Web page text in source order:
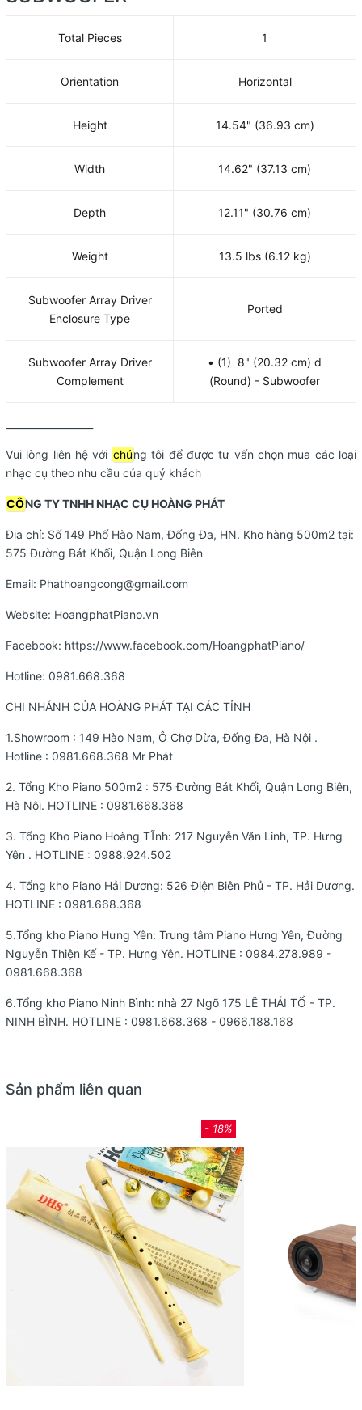
Total Pieces 1
Orientation Horizontal
Height 14.54" (36.93 cm)
Width 14.62" (37.13 cm)
Depth 12.11" (30.76 cm)
Weight 13.5 lbs (6.12 kg)
Subwoofer Array Driver
Enclosure Type
Ported
Subwoofer Array Driver
Complement
• (1) 8" (20.32 cm) d
(Round) - Subwoofer
Vui lòng liên hệ với chúng tôi để được tư vấn chọn mua các loại
nhạc cụ theo nhu cầu của quý khách
CÔNG TY TNHH NHẠC CỤ HOÀNG PHÁT
Địa chỉ: Số 149 Phố Hào Nam, Đống Đa, HN. Kho hàng 500m2 tại:
575 Đường Bát Khối, Quận Long Biên
Email: Phathoangcong@gmail.com
Website: HoangphatPiano.vn
Facebook: https://www.facebook.com/HoangphatPiano/
Hotline: 0981.668.368
CHI NHÁNH CỦA HOÀNG PHÁT TẠI CÁC TỈNH
1.Showroom : 149 Hào Nam, Ô Chợ Dừa, Đống Đa, Hà Nội .
Hotline : 0981.668.368 Mr Phát
2. Tổng Kho Piano 500m2 : 575 Đường Bát Khối, Quận Long Biên,
Hà Nội. HOTLINE : 0981.668.368
3. Tổng Kho Piano Hoàng TĨnh: 217 Nguyễn Văn Linh, TP. Hưng
Yên . HOTLINE : 0988.924.502
4. Tổng kho Piano Hải Dương: 526 Điện Biên Phủ - TP. Hải Dương.
HOTLINE : 0981.668.368
5.Tổng kho Piano Hưng Yên: Trung tâm Piano Hưng Yên, Đường
Nguyễn Thiện Kế - TP. Hưng Yên. HOTLINE : 0984.278.989 -
0981.668.368
6.Tổng kho Piano Ninh Bình: nhà 27 Ngõ 175 LÊ THÁI TỔ - TP.
NINH BÌNH. HOTLINE : 0981.668.368 - 0966.188.168
Sản phẩm liên quan
- 18%